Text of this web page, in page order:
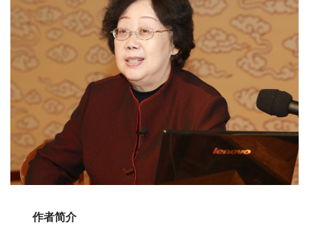
作者简介